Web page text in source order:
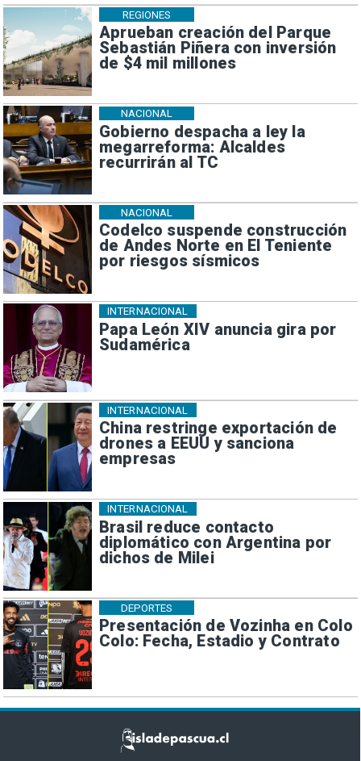
Aprueban creación del Parque
Sebastián Piñera con inversión
de $4 mil millones
REGIONES
Gobierno despacha a ley la
megarreforma: Alcaldes
recurrirán al TC
NACIONAL
Codelco suspende construcción
de Andes Norte en El Teniente
por riesgos sísmicos
NACIONAL
Papa León XIV anuncia gira por
Sudamérica
INTERNACIONAL
China restringe exportación de
drones a EEUU y sanciona
empresas
INTERNACIONAL
Brasil reduce contacto
diplomático con Argentina por
dichos de Milei
INTERNACIONAL
Presentación de Vozinha en Colo
Colo: Fecha, Estadio y Contrato
DEPORTES